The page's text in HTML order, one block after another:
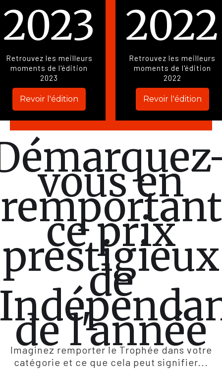
2023
Retrouvez les meilleurs
moments de l'édition
2023
Revoir l'édition
2022
Retrouvez les meilleurs
moments de l'édition
2022
Revoir l'édition
vous en
remportant
ce prix
prestigieux
de
de l'année
Imaginez remporter le Trophée dans votre
catégorie et ce que cela peut signifier...